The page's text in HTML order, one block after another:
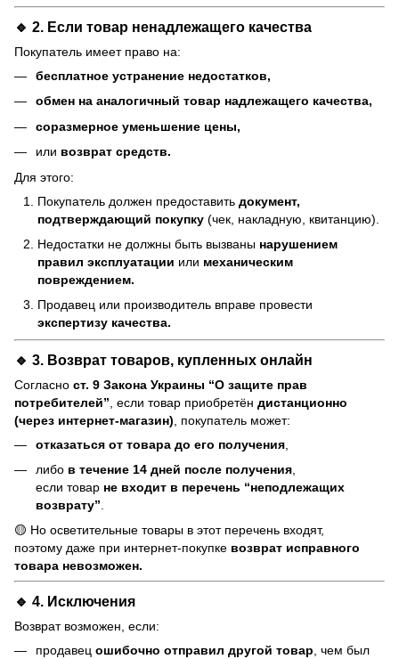
🔹 2. Если товар ненадлежащего качества
Покупатель имеет право на:
бесплатное устранение недостатков,
обмен на аналогичный товар надлежащего качества,
соразмерное уменьшение цены,
или возврат средств.
Для этого:
Покупатель должен предоставить документ,
подтверждающий покупку (чек, накладную, квитанцию).
Недостатки не должны быть вызваны нарушением
правил эксплуатации или механическим
повреждением.
Продавец или производитель вправе провести
экспертизу качества.
🔹 3. Возврат товаров, купленных онлайн
Согласно ст. 9 Закона Украины “О защите прав
потребителей” , если товар приобретён дистанционно
(через интернет-магазин) , покупатель может:
отказаться от товара до его получения
либо в течение 14 дней после получения
если товар не входит в перечень “неподлежащих
возврату”
🟡 Но осветительные товары в этот перечень входят,
поэтому даже при интернет-покупке возврат исправного
товара невозможен.
🔹 4. Исключения
Возврат возможен, если:
продавец ошибочно отправил другой товар , чем был